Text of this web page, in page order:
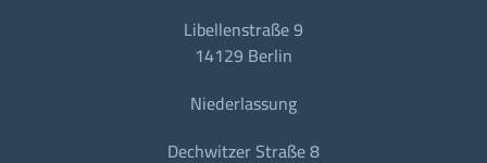
Libellenstraße 9
14129 Berlin
Niederlassung
Dechwitzer Straße 8